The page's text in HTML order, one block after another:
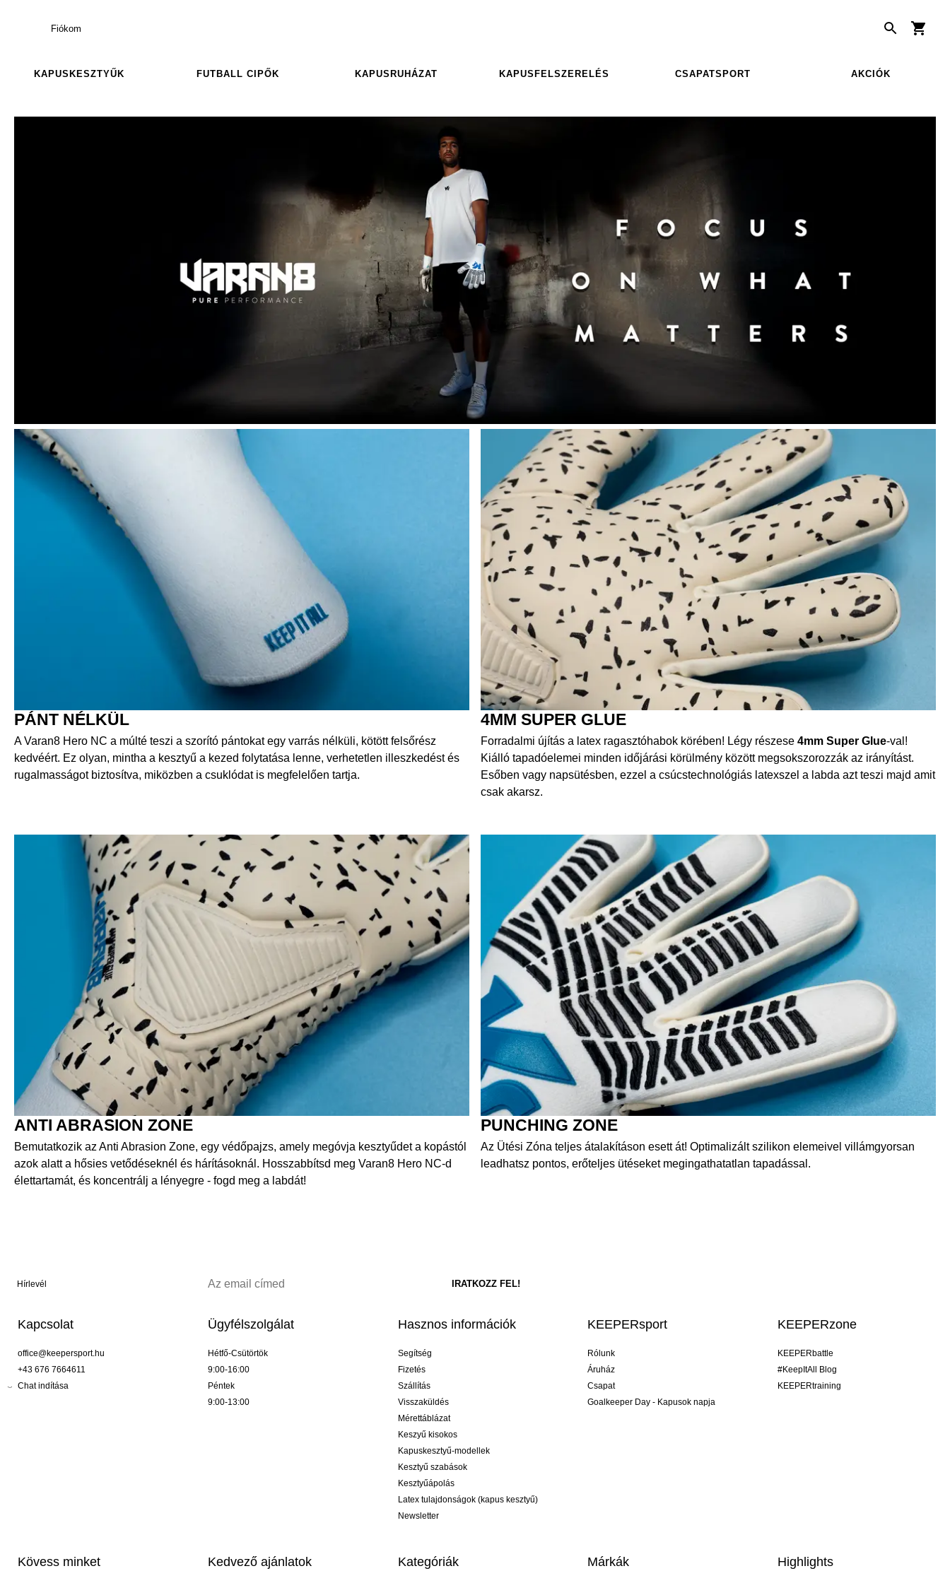
Fiókom
KAPUSKESZTYŰK FUTBALL CIPŐK KAPUSRUHÁZAT KAPUSFELSZERELÉS CSAPATSPORT AKCIÓK
PÁNT NÉLKÜL
A Varan8 Hero NC a múlté teszi a szorító pántokat egy varrás nélküli, kötött felsőrész
kedvéért. Ez olyan, mintha a kesztyű a kezed folytatása lenne, verhetetlen illeszkedést és
rugalmasságot biztosítva, miközben a csuklódat is megfelelően tartja.
4MM SUPER GLUE
Forradalmi újítás a latex ragasztóhabok körében! Légy részese 4mm Super Glue-val!
Kiálló tapadóelemei minden időjárási körülmény között megsokszorozzák az irányítást.
Esőben vagy napsütésben, ezzel a csúcstechnológiás latexszel a labda azt teszi majd amit
csak akarsz.
ANTI ABRASION ZONE
Bemutatkozik az Anti Abrasion Zone, egy védőpajzs, amely megóvja kesztyűdet a kopástól
azok alatt a hősies vetődéseknél és hárításoknál. Hosszabbítsd meg Varan8 Hero NC-d
élettartamát, és koncentrálj a lényegre - fogd meg a labdát!
PUNCHING ZONE
Az Ütési Zóna teljes átalakításon esett át! Optimalizált szilikon elemeivel villámgyorsan
leadhatsz pontos, erőteljes ütéseket megingathatatlan tapadással.
Hírlevél
Kapcsolat
office@keepersport.hu
+43 676 7664611
Chat indítása
Ügyfélszolgálat
Hétfő-Csütörtök
9:00-16:00
Péntek
9:00-13:00
Hasznos információk
Segítség
Fizetés
Szállítás
Visszaküldés
Mérettáblázat
Keszyű kisokos
Kapuskesztyű-modellek
Kesztyű szabások
Kesztyűápolás
Latex tulajdonságok (kapus kesztyű)
Newsletter
KEEPERsport
Rólunk
Áruház
Csapat
Goalkeeper Day - Kapusok napja
KEEPERzone
KEEPERbattle
#KeepItAll Blog
KEEPERtraining
Kövess minket Kedvező ajánlatok Kategóriák Márkák Highlights